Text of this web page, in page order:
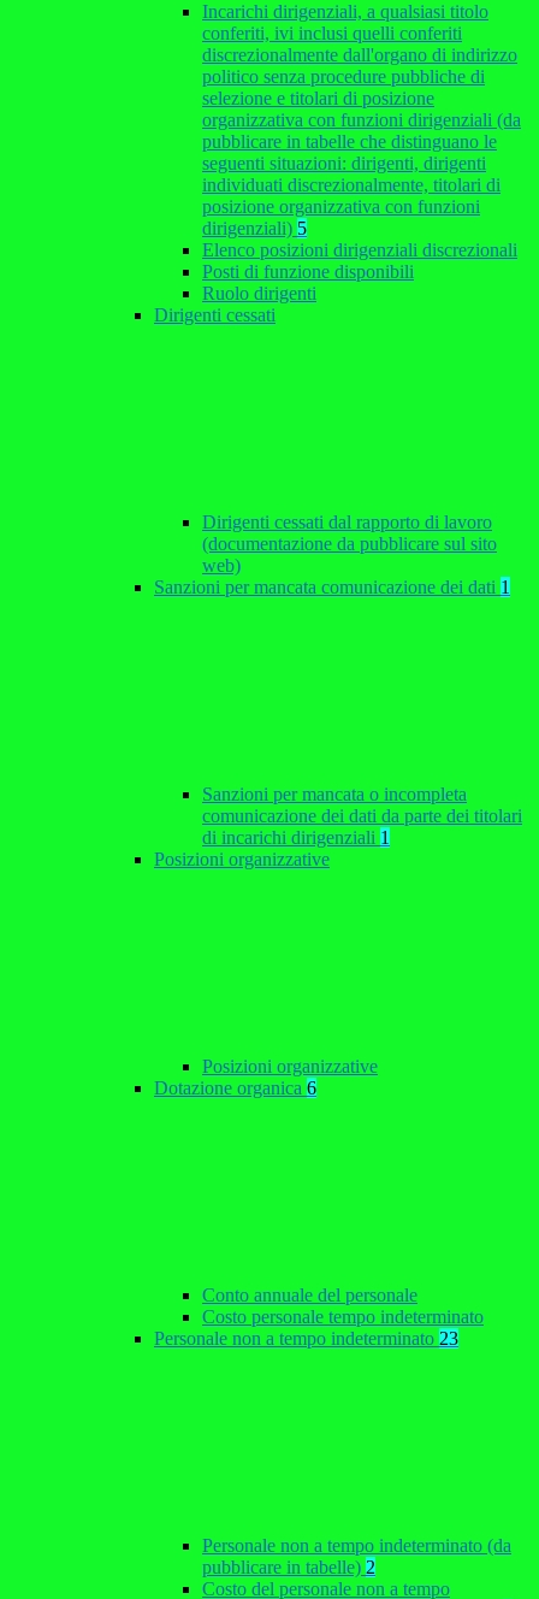
Incarichi dirigenziali, a qualsiasi titolo
conferiti, ivi inclusi quelli conferiti
discrezionalmente dall'organo di indirizzo
politico senza procedure pubbliche di
selezione e titolari di posizione
organizzativa con funzioni dirigenziali (da
pubblicare in tabelle che distinguano le
seguenti situazioni: dirigenti, dirigenti
individuati discrezionalmente, titolari di
posizione organizzativa con funzioni
dirigenziali) 5
Elenco posizioni dirigenziali discrezionali
Posti di funzione disponibili
Ruolo dirigenti
Dirigenti cessati
Dirigenti cessati dal rapporto di lavoro
(documentazione da pubblicare sul sito
web)
Sanzioni per mancata comunicazione dei dati 1
Sanzioni per mancata o incompleta
comunicazione dei dati da parte dei titolari
di incarichi dirigenziali 1
Posizioni organizzative
Posizioni organizzative
Dotazione organica 6
Conto annuale del personale
Costo personale tempo indeterminato
Personale non a tempo indeterminato 23
Personale non a tempo indeterminato (da
pubblicare in tabelle) 2
Costo del personale non a tempo